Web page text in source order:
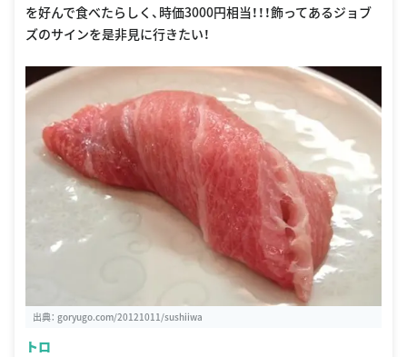
を好んで食べたらしく、時価3000円相当！！！飾ってあるジョブ
ズのサインを是非見に行きたい！
出典： goryugo.com/20121011/sushiiwa
トロ